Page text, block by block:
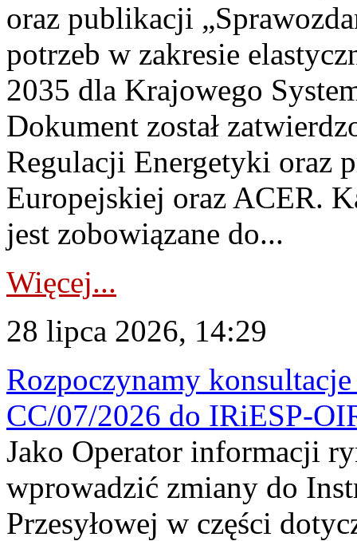
oraz publikacji
potrzeb w zakresie
2035 dla Krajowego
Dokument został
Regulacji Energetyki oraz
Europejskiej oraz ACER.
jest zobowiązane do...
Więcej...
28 lipca 2026, 14:29
Rozpoczynamy
CC/07/2026 do IRiESP-
Jako Operator informacji
wprowadzić zmiany do
Przesyłowej w części